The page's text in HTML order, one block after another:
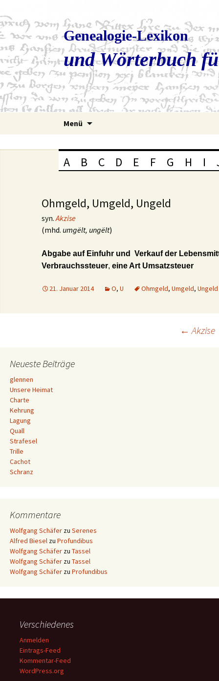
Genealogie-Lexikon
und Wörterbuch
Menü
A B C D E F G H I
Ohmgeld, Umgeld, Ungeld
syn.Akzise
(mhd. umgëlt, ungëlt)
Abgabe auf Einfuhr und Verkauf der
Verbrauchssteuer, eine Art Umsatzsteuer
21. Januar 2014 O, U Ohmgeld, Umgeld, Ungeld
Navigation
← Akzise
Neueste Beiträge
glennen
Unsere Heimat
Charte
Kehrung
Lagung
Quall
Strafesel
Trille
Cachot
Schranz
Kommentare
Wolfgang Schäfer zu Serenes
Alfred Biesel zu Profundibus
Wolfgang Schäfer zu Tassel
Wolfgang Schäfer zu Tassel
Wolfgang Schäfer zu Profundibus
Verschiedenes
Anmelden
Eintrags-Feed
Kommentar-Feed
WordPress.org